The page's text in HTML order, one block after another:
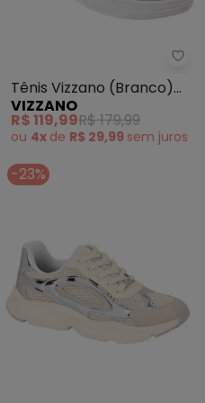
Tênis Vizzano (Branco)
em Sintético
VIZZANO
R$ 119,99R$ 179,99
ou 4x de R$ 29,99 sem juros
-23%